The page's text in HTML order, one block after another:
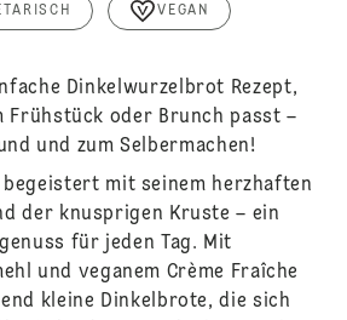
VEGAN
Dinkelwurzelbrot Rezept,
Frühstück oder Brunch passt –
und zum Selbermachen!
mit seinem herzhaften
der knusprigen Kruste – ein
für jeden Tag. Mit
und veganem Crème Fraîche
kleine Dinkelbrote, die sich